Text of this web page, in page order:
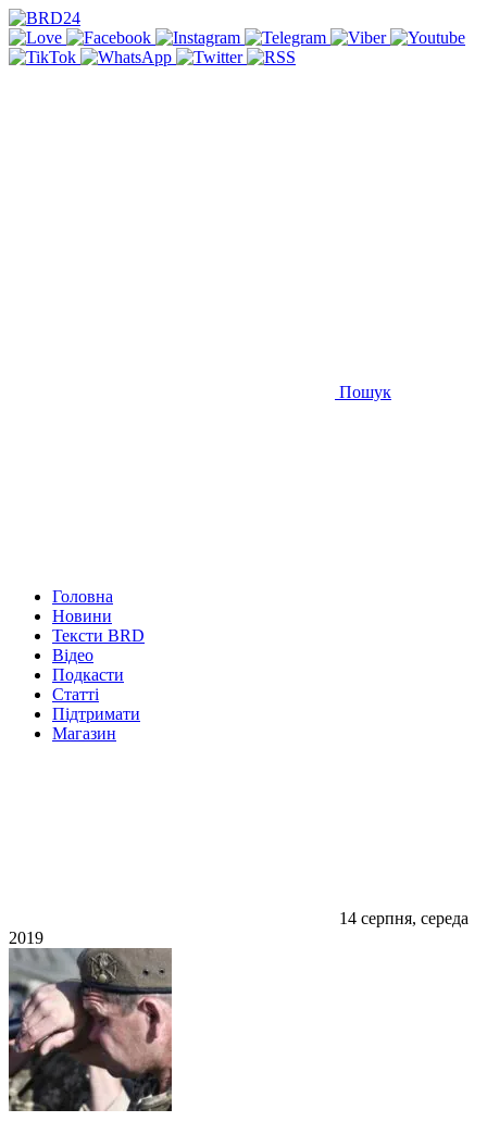
Пошук
Головна
Новини
Тексти BRD
Відео
Подкасти
Статті
Підтримати
Магазин
14 серпня, середа
2019